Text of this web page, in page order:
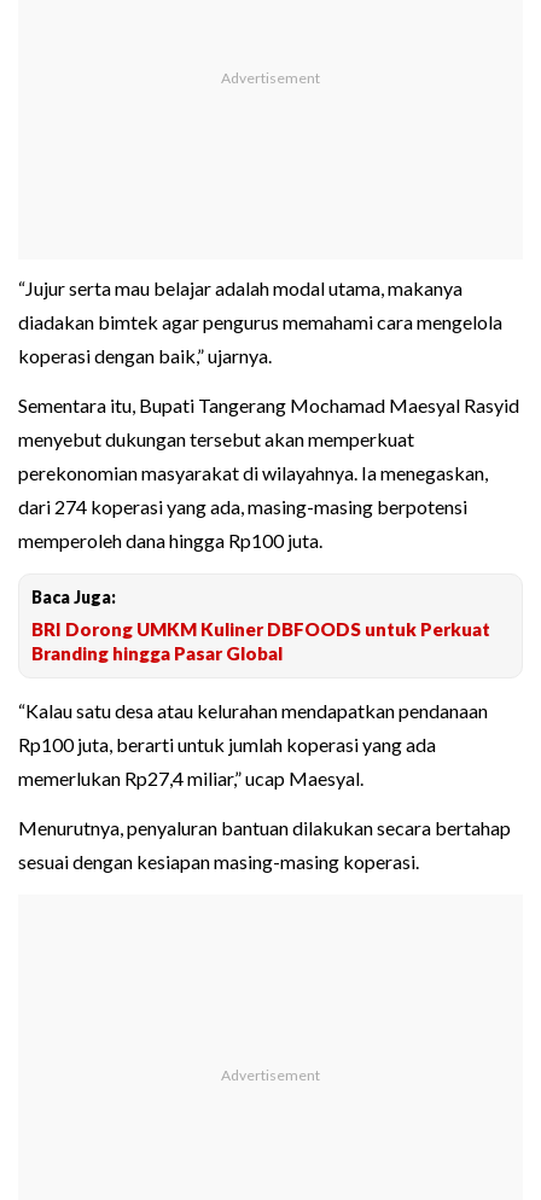
“Jujur serta mau belajar adalah modal utama, makanya
diadakan bimtek agar pengurus memahami cara mengelola
koperasi dengan baik,” ujarnya.
Sementara itu, Bupati Tangerang Mochamad Maesyal Rasyid
menyebut dukungan tersebut akan memperkuat
perekonomian masyarakat di wilayahnya. Ia menegaskan,
dari 274 koperasi yang ada, masing-masing berpotensi
memperoleh dana hingga Rp100 juta.
Baca Juga:
BRI Dorong UMKM Kuliner DBFOODS untuk Perkuat
Branding hingga Pasar Global
“Kalau satu desa atau kelurahan mendapatkan pendanaan
Rp100 juta, berarti untuk jumlah koperasi yang ada
memerlukan Rp27,4 miliar,” ucap Maesyal.
Menurutnya, penyaluran bantuan dilakukan secara bertahap
sesuai dengan kesiapan masing-masing koperasi.